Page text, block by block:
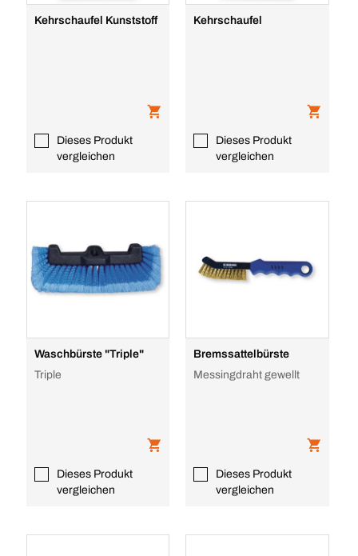
Kehrschaufel Kunststoff
Dieses Produkt
vergleichen
Kehrschaufel
Dieses Produkt
vergleichen
Waschbürste "Triple"
Triple
Dieses Produkt
vergleichen
Bremssattelbürste
Messingdraht gewellt
Dieses Produkt
vergleichen